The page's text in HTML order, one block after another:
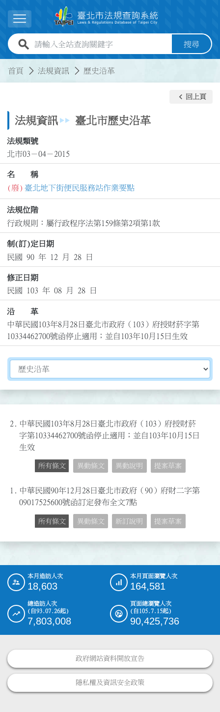
展開選單
全站查詢關鍵字欄位 搜尋
首頁 法規資訊 歷史沿革
法規資訊 臺北市歷史沿革
keyboard_arrow_left 回上頁
法規類號
北市03－04－2015
名 稱
(廢) 臺北地下街便民服務站作業要點
法規位階
行政規則：屬行政程序法第159條第2項第1款
制(訂)定日期
民國 90 年 12 月 28 日
修正日期
民國 103 年 08 月 28 日
沿 革
中華民國103年8月28日臺北市政府（103）府授財菸字第
10334462700號函停止適用；並自103年10月15日生效
切換選擇法規資訊內容
2.
中華民國103年8月28日臺北市政府（103）府授財菸
字第10334462700號函停止適用；並自103年10月15日
生效
所有條文 異動條文 異動說明 提案草案
1. 中華民國90年12月28日臺北市政府（90）府財二字第
09017525600號函訂定發布全文7點
所有條文 異動條文 新訂說明 提案草案
::: 本月造訪人次
18,603
本月頁面瀏覽人次
164,581
總造訪人次
(自93.07.26起)
7,803,008
頁面總瀏覽人次
(自105.7.15起)
90,425,736
政府網站資料開放宣告
隱私權及資訊安全政策